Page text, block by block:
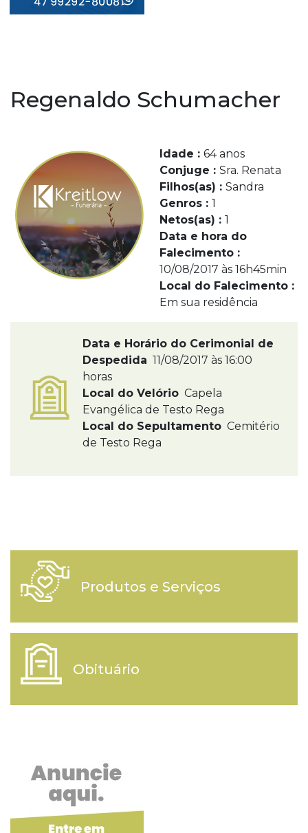
Regenaldo Schumacher
Idade : 64 anos
Conjuge : Sra. Renata
Filhos(as) : Sandra
Genros : 1
Netos(as) : 1
Data e hora do
Falecimento :
10/08/2017 às 16h45min
Local do Falecimento :
Em sua residência
Data e Horário do Cerimonial de
Despedida 11/08/2017 às 16:00
horas
Local do Velório Capela
Evangélica de Testo Rega
Local do Sepultamento Cemitério
de Testo Rega
Produtos e Serviços
Obituário